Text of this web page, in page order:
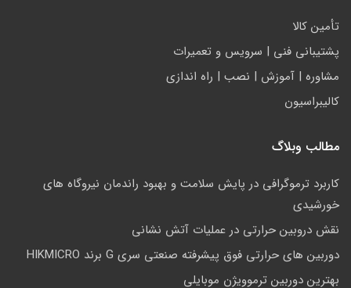
تأمين كالا
پشتيباني فني | سرويس و تعمیرات
مشاوره | آموزش | نصب | راه اندازی
کالیبراسیون
مطالب وبلاگ
کاربرد ترموگرافی در پایش سلامت و بهبود راندمان نیروگاه های
خورشیدی
نقش دروبین حرارتی در عملیات آتش نشانی
دوربین های حرارتی فوق پیشرفته صنعتی سری G برند HIKMICRO
بهترین دوربین ترموویژن موبایلی